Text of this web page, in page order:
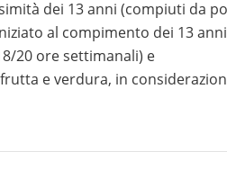
dei 13 anni (compiuti da
e verdura, in
alimentare o meglio aspettare